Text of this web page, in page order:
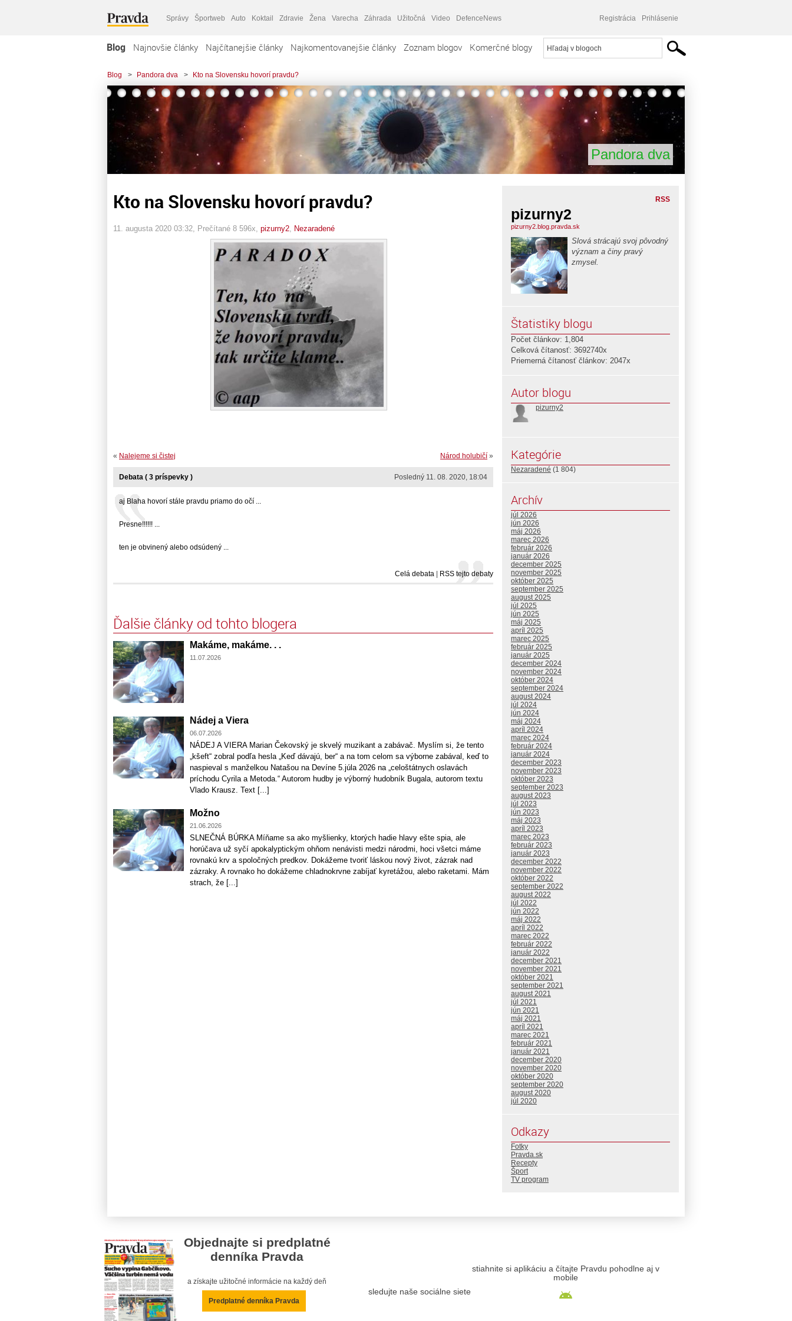
Správy Športweb Auto Koktail Zdravie Žena Varecha Záhrada Užitočná Video DefenceNews Registrácia Prihlásenie
Blog Najnovšie články Najčítanejšie články Najkomentovanejšie články Zoznam blogov Komerčné blogy
Blog > Pandora dva > Kto na Slovensku hovorí pravdu?
Pandora dva
Kto na Slovensku hovorí pravdu?
11. augusta 2020 03:32 , Prečítané 8 596x, pizurny2 Nezaradené
Národ holubičí »
« Nalejeme si čistej
Posledný 11. 08. 2020, 18:04
Debata ( 3 príspevky )
aj Blaha hovorí stále pravdu priamo do očí ...
Presne!!!!!! ...
ten je obvinený alebo odsúdený ...
Celá debata | RSS tejto debaty
Ďalšie články od tohto blogera
Makáme, makáme. . .
11.07.2026
Nádej a Viera
06.07.2026
NÁDEJ A VIERA Marian Čekovský je skvelý muzikant a zabávač. Myslím si, že tento
„kšeft“ zobral podľa hesla „Keď dávajú, ber“ a na tom celom sa výborne zabával, keď to
naspieval s manželkou Natašou na Devíne 5.júla 2026 na „celoštátnych oslavách
príchodu Cyrila a Metoda.“ Autorom hudby je výborný hudobník Bugala, autorom textu
Vlado Krausz. Text [...]
Možno
21.06.2026
SLNEČNÁ BÚRKA Míňame sa ako myšlienky, ktorých hadie hlavy ešte spia, ale
horúčava už syčí apokalyptickým ohňom nenávisti medzi národmi, hoci všetci máme
rovnakú krv a spoločných predkov. Dokážeme tvoriť láskou nový život, zázrak nad
zázraky. A rovnako ho dokážeme chladnokrvne zabíjať kyretážou, alebo raketami. Mám
strach, že [...]
RSS
pizurny2
pizurny2.blog.pravda.sk
Slová strácajú svoj pôvodný
význam a činy pravý
zmysel.
Štatistiky blogu
Počet článkov: 1,804
Celková čítanosť: 3692740x
Priemerná čítanosť článkov: 2047x
Autor blogu
pizurny2
Kategórie
Nezaradené (1 804)
Archív
júl 2026
jún 2026
máj 2026
marec 2026
február 2026
január 2026
december 2025
november 2025
október 2025
september 2025
august 2025
júl 2025
jún 2025
máj 2025
apríl 2025
marec 2025
február 2025
január 2025
december 2024
november 2024
október 2024
september 2024
august 2024
júl 2024
jún 2024
máj 2024
apríl 2024
marec 2024
február 2024
január 2024
december 2023
november 2023
október 2023
september 2023
august 2023
júl 2023
jún 2023
máj 2023
apríl 2023
marec 2023
február 2023
január 2023
december 2022
november 2022
október 2022
september 2022
august 2022
júl 2022
jún 2022
máj 2022
apríl 2022
marec 2022
február 2022
január 2022
december 2021
november 2021
október 2021
september 2021
august 2021
júl 2021
jún 2021
máj 2021
apríl 2021
marec 2021
február 2021
január 2021
december 2020
november 2020
október 2020
september 2020
august 2020
júl 2020
Odkazy
Fotky
Pravda.sk
Recepty
Šport
TV program
Objednajte si predplatné
denníka Pravda
a získajte užitočné informácie na každý deň
Predplatné denníka Pravda
sledujte naše sociálne siete
stiahnite si aplikáciu a čítajte Pravdu pohodlne aj v
mobile